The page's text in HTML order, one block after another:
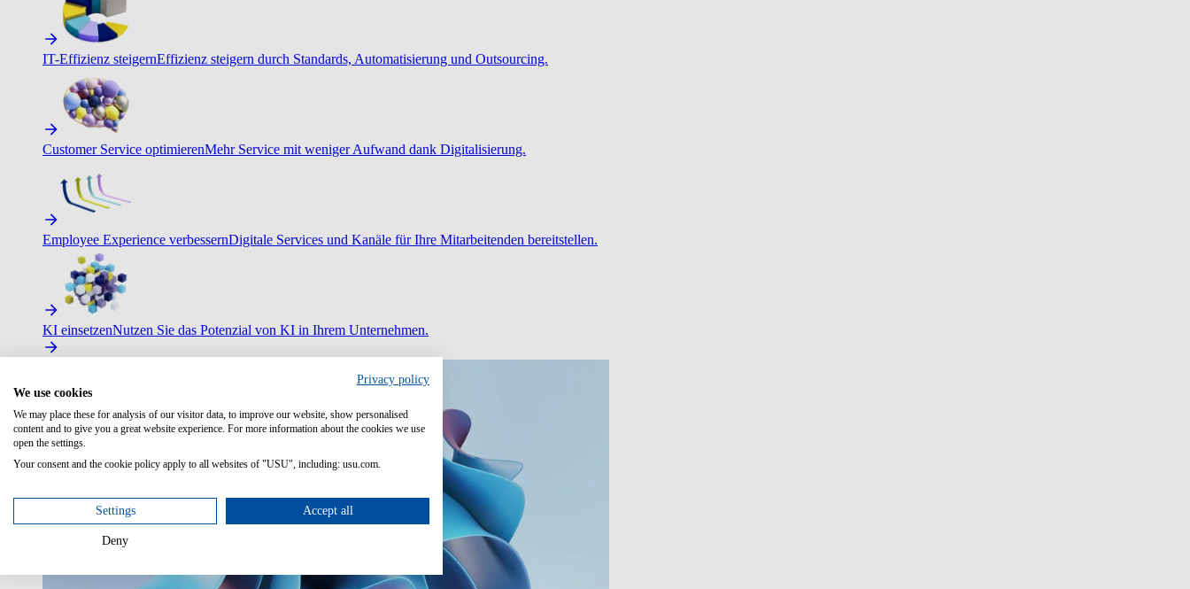
IT-Effizienz steigernEffizienz steigern durch Standards, Automatisierung und Outsourcing.
Customer Service optimierenMehr Service mit weniger Aufwand dank Digitalisierung.
Employee Experience verbessernDigitale Services und Kanäle für Ihre Mitarbeitenden bereitstellen.
KI einsetzenNutzen Sie das Potenzial von KI in Ihrem Unternehmen.
Privacy policy
We use cookies
We may place these for analysis of our visitor data, to improve our website, show personalised
content and to give you a great website experience. For more information about the cookies we use
open the settings.
Your consent and the cookie policy apply to all websites of "USU", including: usu.com.
Settings Accept all
Deny